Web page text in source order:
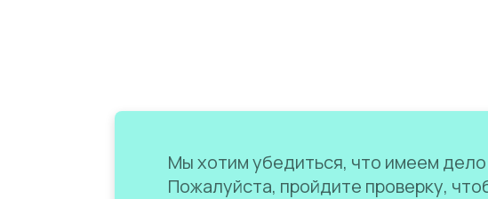
Мы хотим убедиться, что имеем
Пожалуйста, пройдите проверку,